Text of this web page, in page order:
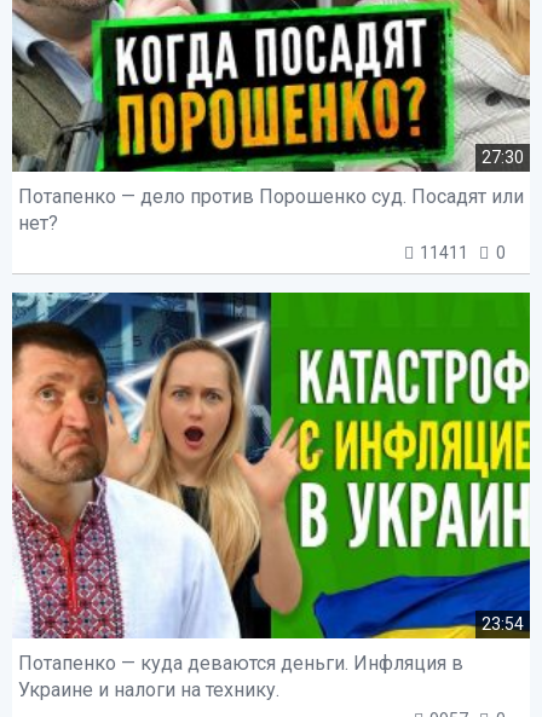
27:30
Потапенко — дело против Порошенко суд. Посадят или
нет?
11411 0
23:54
Потапенко — куда деваются деньги. Инфляция в
Украине и налоги на технику.